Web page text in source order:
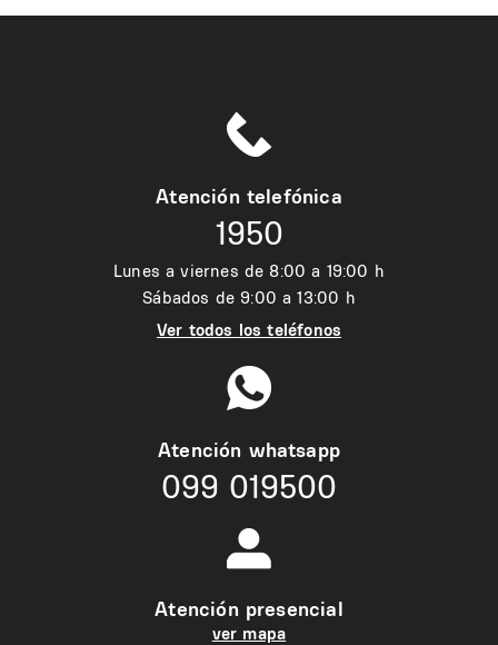
Atención telefónica
1950
Lunes a viernes de 8:00 a 19:00 h
Sábados de 9:00 a 13:00 h
Ver todos los teléfonos
Atención whatsapp
099 019500
Atención presencial
ver mapa